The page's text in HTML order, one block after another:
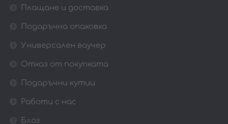
Плащане и доставка
Подаръчна опаковка
Универсален ваучер
Отказ от покупката
Подаръчни кутии
Работи с нас
Блог